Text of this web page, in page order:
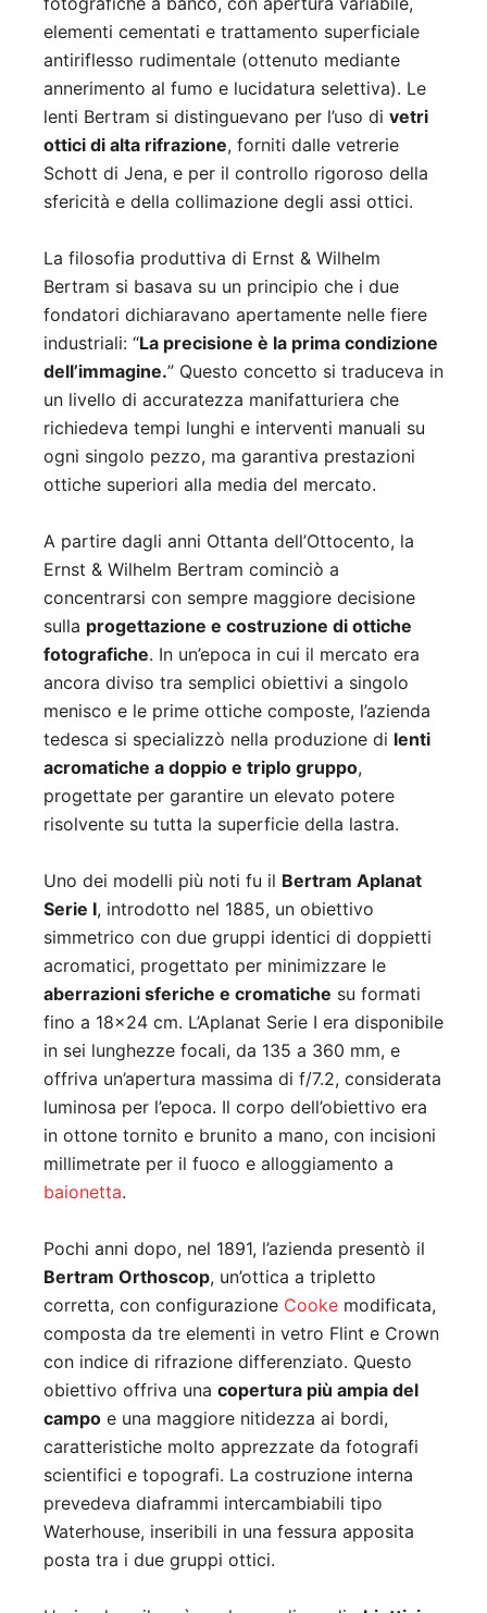
elementi cementati e trattamento superficiale
antiriflesso rudimentale (ottenuto mediante
annerimento al fumo e lucidatura selettiva). Le
lenti Bertram si distinguevano per l’uso di vetri
ottici di alta rifrazione, forniti dalle vetrerie
Schott di Jena, e per il controllo rigoroso della
sfericità e della collimazione degli assi ottici.
La filosofia produttiva di Ernst & Wilhelm
Bertram si basava su un principio che i due
fondatori dichiaravano apertamente nelle fiere
industriali: “La precisione è la prima condizione
dell’immagine.” Questo concetto si traduceva in
un livello di accuratezza manifatturiera che
richiedeva tempi lunghi e interventi manuali su
ogni singolo pezzo, ma garantiva prestazioni
ottiche superiori alla media del mercato.
A partire dagli anni Ottanta dell’Ottocento, la
Ernst & Wilhelm Bertram cominciò a
concentrarsi con sempre maggiore decisione
sulla progettazione e costruzione di ottiche
fotografiche. In un’epoca in cui il mercato era
ancora diviso tra semplici obiettivi a singolo
menisco e le prime ottiche composte, l’azienda
tedesca si specializzò nella produzione di lenti
acromatiche a doppio e triplo gruppo,
progettate per garantire un elevato potere
risolvente su tutta la superficie della lastra.
Uno dei modelli più noti fu il Bertram Aplanat
Serie I, introdotto nel 1885, un obiettivo
simmetrico con due gruppi identici di doppietti
acromatici, progettato per minimizzare le
aberrazioni sferiche e cromatiche su formati
fino a 18×24 cm. L’Aplanat Serie I era disponibile
in sei lunghezze focali, da 135 a 360 mm, e
offriva un’apertura massima di f/7.2, considerata
luminosa per l’epoca. Il corpo dell’obiettivo era
in ottone tornito e brunito a mano, con incisioni
millimetrate per il fuoco e alloggiamento a
baionetta.
Pochi anni dopo, nel 1891, l’azienda presentò il
Bertram Orthoscop, un’ottica a tripletto
corretta, con configurazione Cooke modificata,
composta da tre elementi in vetro Flint e Crown
con indice di rifrazione differenziato. Questo
obiettivo offriva una copertura più ampia del
campo e una maggiore nitidezza ai bordi,
caratteristiche molto apprezzate da fotografi
scientifici e topografi. La costruzione interna
prevedeva diaframmi intercambiabili tipo
Waterhouse, inseribili in una fessura apposita
posta tra i due gruppi ottici.